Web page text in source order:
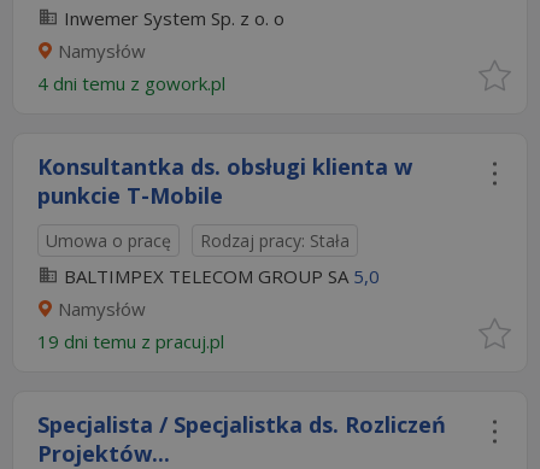
Inwemer System Sp. z o. o
Namysłów
4 dni temu z gowork.pl
Konsultantka ds. obsługi klienta w
punkcie T-Mobile
Umowa o pracę Rodzaj pracy: Stała
BALTIMPEX TELECOM GROUP SA 5,0
Namysłów
19 dni temu z pracuj.pl
Specjalista / Specjalistka ds. Rozliczeń
Projektów...